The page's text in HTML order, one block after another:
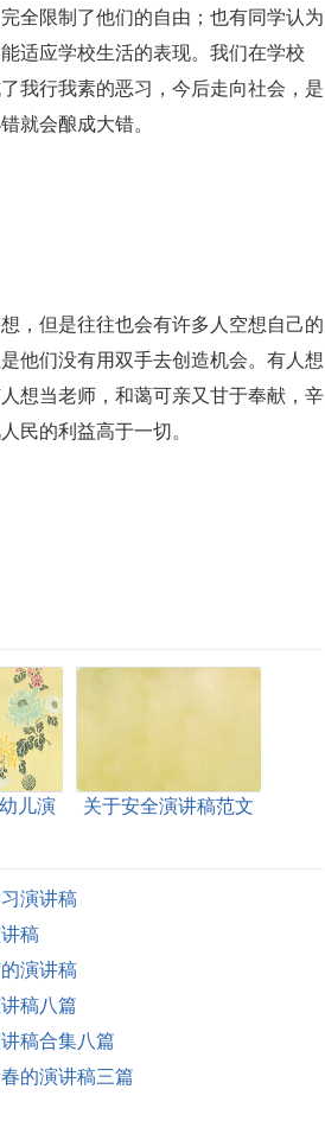
全限制了他们的自由；也有同学认为
适应学校生活的表现。我们在学校
我行我素的恶习，今后走向社会，是
就会酿成大错。
，但是往往也会有许多人空想自己的
他们没有用双手去创造机会。有人想
想当老师，和蔼可亲又甘于奉献，辛
民的利益高于一切。
儿演
关于安全演讲稿范文
演讲稿
稿
演讲稿
稿八篇
稿合集八篇
春的演讲稿三篇